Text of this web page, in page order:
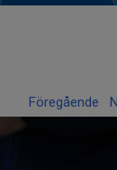
Föregående